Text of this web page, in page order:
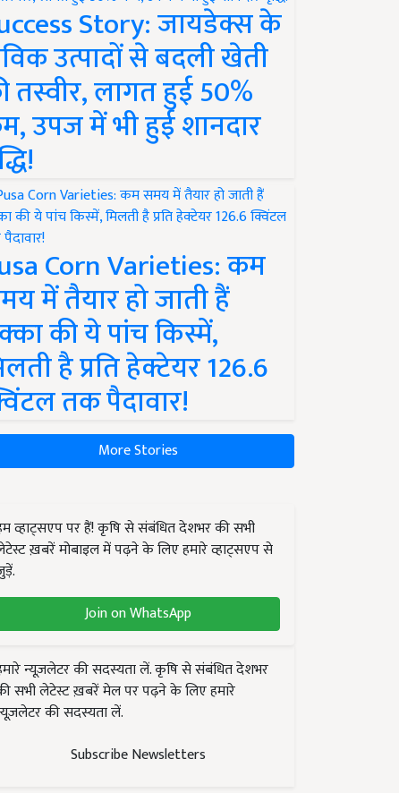
Story: जायडेक्स के
उत्पादों से बदली खेती
तस्वीर, लागत हुई 50%
उपज में भी हुई शानदार
Corn Varieties: कम
में तैयार हो जाती हैं
की ये पांच किस्में,
है प्रति हेक्टेयर 126.6
तक पैदावार!
More Stories
व्हाट्सएप पर हैं! कृषि से संबंधित देशभर की सभी
ख़बरें मोबाइल में पढ़ने के लिए हमारे व्हाट्सएप से
Join on WhatsApp
न्यूज़लेटर की सदस्यता लें. कृषि से संबंधित देशभर
सभी लेटेस्ट ख़बरें मेल पर पढ़ने के लिए हमारे
की सदस्यता लें.
Subscribe Newsletters